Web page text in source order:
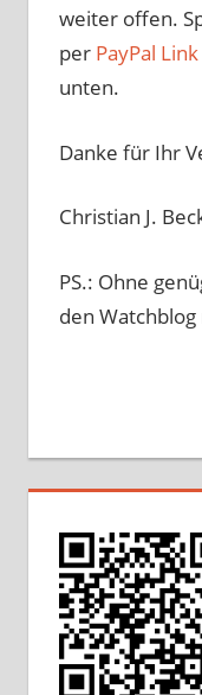
weiter offen.
per PayPal Link
unten.
Danke für Ihr
Christian J.
PS.: Ohne
den